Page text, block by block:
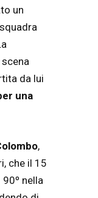
un
da lui
una
,
che il 15
nella